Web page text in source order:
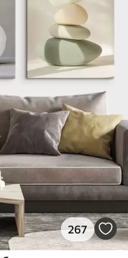
267